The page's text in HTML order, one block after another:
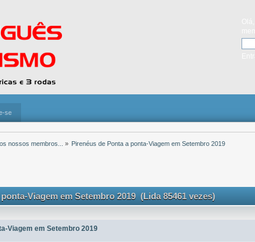
se
nossos membros... » Pirenéus de Ponta a ponta-Viagem em Setembro 2019
Viagem em Setembro 2019 (Lida 85461 vezes)
Viagem em Setembro 2019